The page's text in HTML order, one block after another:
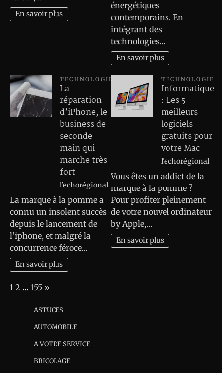
En savoir plus
énergétiques
contemporains. En
intégrant des
technologies…
En savoir plus
TECHNOLOGIE
La
réparation
d’iPhone, le
business de
seconde
main qui
marche très
fort
l'echorégional
La marque à la pomme a
connu un insolent succès
depuis le lancement de
l’iphone, et malgré la
concurrence féroce…
En savoir plus
TECHNOLOGIE
Informatique
: Les 5
meilleurs
logiciels
gratuits pour
votre Mac
l'echorégional
Vous êtes un addict de la
marque à la pomme ?
Pour profiter pleinement
de votre nouvel ordinateur
by Apple,…
En savoir plus
Page:
1 2 … 155 Next
»
ASTUCES
AUTOMOBILE
A VOTRE SERVICE
BRICOLAGE